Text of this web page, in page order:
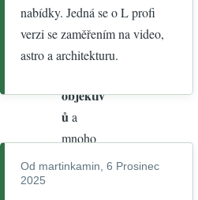
nabídky. Jedná se o L profi
verzi se zaměřením na video,
astro a architekturu.
Od martinkamin , 6 Prosinec
2025
do
katalogu
fotoapar
objektiv
ů a
mnoho
dalších